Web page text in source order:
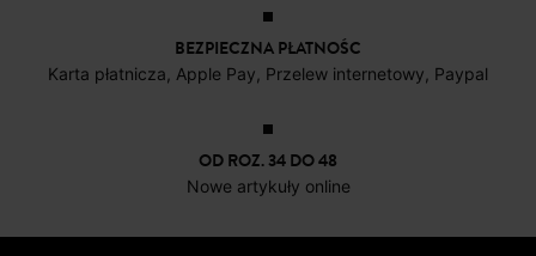
BEZPIECZNA PŁATNOŚC
Karta płatnicza, Apple Pay, Przelew internetowy, Paypal
OD ROZ. 34 DO 48
Nowe artykuły online